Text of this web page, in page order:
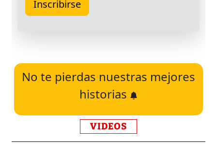
No te pierdas nuestras mejores
historias
VIDEOS